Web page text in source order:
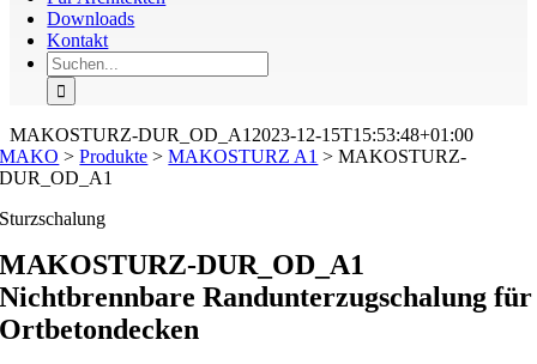
Downloads
Kontakt
Suche
nach:
MAKOSTURZ-DUR_OD_A1 2023-12-15T15:53:48+01:00
MAKO >Produkte >MAKOSTURZ A1 >MAKOSTURZ-
DUR_OD_A1
Sturzschalung
MAKOSTURZ-DUR_OD_A1
Nichtbrennbare Randunterzugschalung für
Ortbetondecken